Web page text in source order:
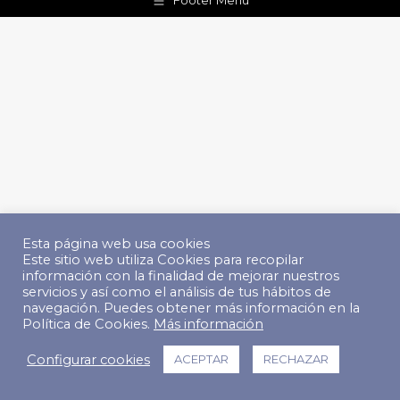
Esta página web usa cookies
Este sitio web utiliza Cookies para recopilar
información con la finalidad de mejorar nuestros
servicios y así como el análisis de tus hábitos de
navegación. Puedes obtener más información en la
Política de Cookies. Más información
Configurar cookies ACEPTAR RECHAZAR